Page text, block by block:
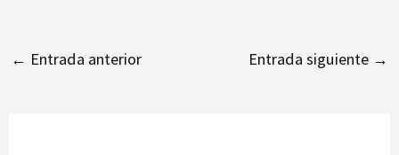
← Entrada anterior Entrada siguiente →